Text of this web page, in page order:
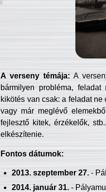
A verseny témája: A
bármilyen probléma, feladat
kikötés van csak: a feladat
vagy már meglévő
fejlesztő kitek, érzékelők,
elkészítenie.
Fontos dátumok:
2013. szeptember 27.-
2014. január 31.-